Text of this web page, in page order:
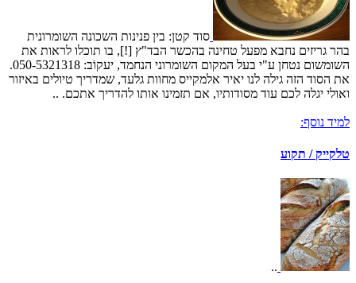
סוד קטן: בין פנינות השכונה השומרונית
בהר גריזים נחבא מפעל טחינה בהכשר הבד"ץ [!], בו תוכלו לראות את
השומשום נטחן ע"י בעל המקום השומרוני הנחמד, יעקוֹב: 050-5321318.
את הסוד הזה גילה לנו יאיר אלמקייס מחוות גלעד, שמדריך טיולים באיזור
ואולי יגלה לכם עוד מסודותיו, אם תזמינו אותו להדריך אתכם. ..
למיד נוסף:
טלקייק / תקוע
..